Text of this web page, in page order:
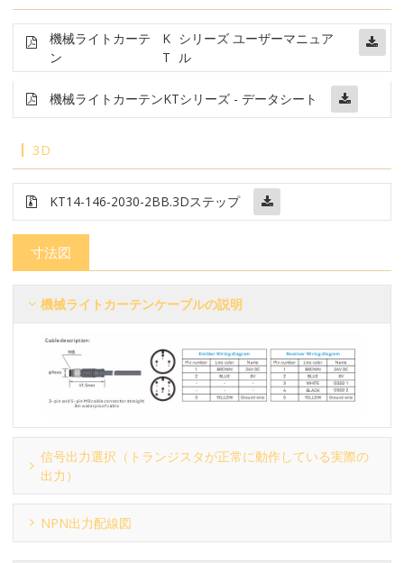
機械ライトカーテ
ン
K
T
シリーズ ユーザーマニュア
ル
機械ライトカーテンKTシリーズ - データシート
3D
KT14-146-2030-2BB.3Dステップ
寸法図
機械ライトカーテンケーブルの説明
信号出力選択（トランジスタが正常に動作している実際の
出力）
NPN出力配線図